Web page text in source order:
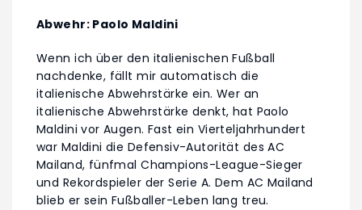
Abwehr: Paolo Maldini
Wenn ich über den italienischen Fußball
nachdenke, fällt mir automatisch die
italienische Abwehrstärke ein. Wer an
italienische Abwehrstärke denkt, hat Paolo
Maldini vor Augen. Fast ein Vierteljahrhundert
war Maldini die Defensiv-Autorität des AC
Mailand, fünfmal Champions-League-Sieger
und Rekordspieler der Serie A. Dem AC Mailand
blieb er sein Fußballer-Leben lang treu.